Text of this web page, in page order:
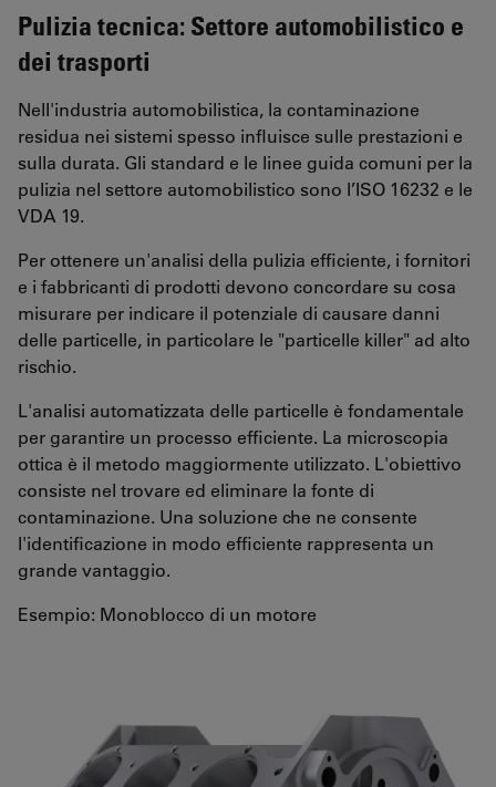
Pulizia tecnica: Settore automobilistico e
dei trasporti
Nell'industria automobilistica, la contaminazione
residua nei sistemi spesso influisce sulle prestazioni e
sulla durata. Gli standard e le linee guida comuni per la
pulizia nel settore automobilistico sono l’ISO 16232 e le
VDA 19.
Per ottenere un'analisi della pulizia efficiente, i fornitori
e i fabbricanti di prodotti devono concordare su cosa
misurare per indicare il potenziale di causare danni
delle particelle, in particolare le "particelle killer" ad alto
rischio.
L'analisi automatizzata delle particelle è fondamentale
per garantire un processo efficiente. La microscopia
ottica è il metodo maggiormente utilizzato. L'obiettivo
consiste nel trovare ed eliminare la fonte di
contaminazione. Una soluzione che ne consente
l'identificazione in modo efficiente rappresenta un
grande vantaggio.
Esempio: Monoblocco di un motore